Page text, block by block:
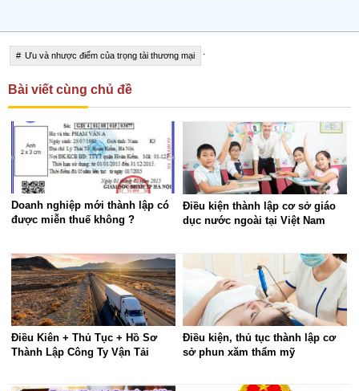
Ưu và nhược điểm của trọng tài thương mại .
Bài viết cùng chủ đề
Doanh nghiệp mới thành lập có
được miễn thuế không ?
Điều kiện thành lập cơ sở giáo
dục nước ngoài tại Việt Nam
Điều Kiên + Thủ Tục + Hồ Sơ
Thành Lập Công Ty Vận Tải
Điều kiện, thủ tục thành lập cơ
sở phun xăm thẩm mỹ